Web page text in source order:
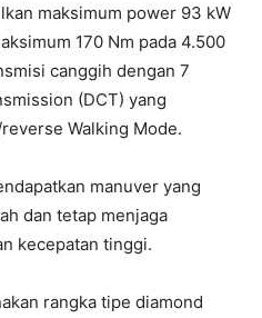
maksimum power 93 kW
170 Nm pada 4.500
canggih dengan 7
(DCT) yang
Walking Mode.
manuver yang
dan tetap menjaga
kecepatan tinggi.
rangka tipe diamond